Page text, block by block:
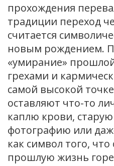
прохождения
традиции переход
считается
новым рождением.
«умирание»
грехами и
самой высокой
оставляют что-то
каплю крови,
фотографию или
как символ того,
прошлую жизнь